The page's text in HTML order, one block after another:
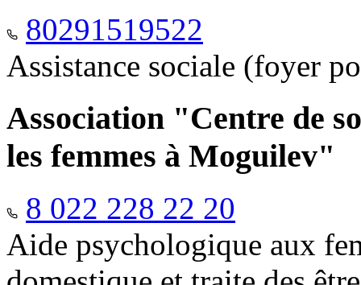
80291519522
Assistance sociale (foyer
Association "Centre de
les femmes à Moguilev"
8 022 228 22 20
Aide psychologique aux